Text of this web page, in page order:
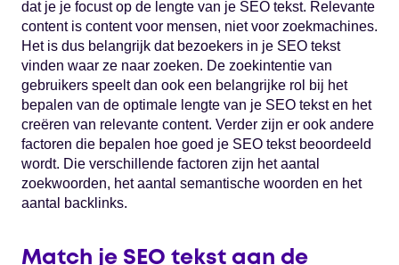
dat je je focust op de lengte van je SEO tekst. Relevante
content is content voor mensen, niet voor zoekmachines.
Het is dus belangrijk dat bezoekers in je SEO tekst
vinden waar ze naar zoeken. De zoekintentie van
gebruikers speelt dan ook een belangrijke rol bij het
bepalen van de optimale lengte van je SEO tekst en het
creëren van relevante content. Verder zijn er ook andere
factoren die bepalen hoe goed je SEO tekst beoordeeld
wordt. Die verschillende factoren zijn het aantal
zoekwoorden, het aantal semantische woorden en het
aantal backlinks.
Match je SEO tekst aan de